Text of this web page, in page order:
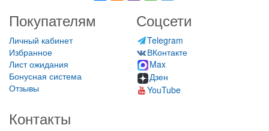
Покупателям
Личный кабинет
Избранное
Лист ожидания
Бонусная система
Отзывы
Соцсети
Telegram
ВКонтакте
Max
Дзен
YouTube
Контакты